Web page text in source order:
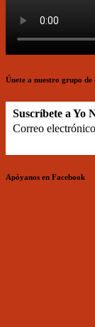
Únete a nuestro grupo
Suscríbete a Yo
Correo
Apóyanos en Facebook